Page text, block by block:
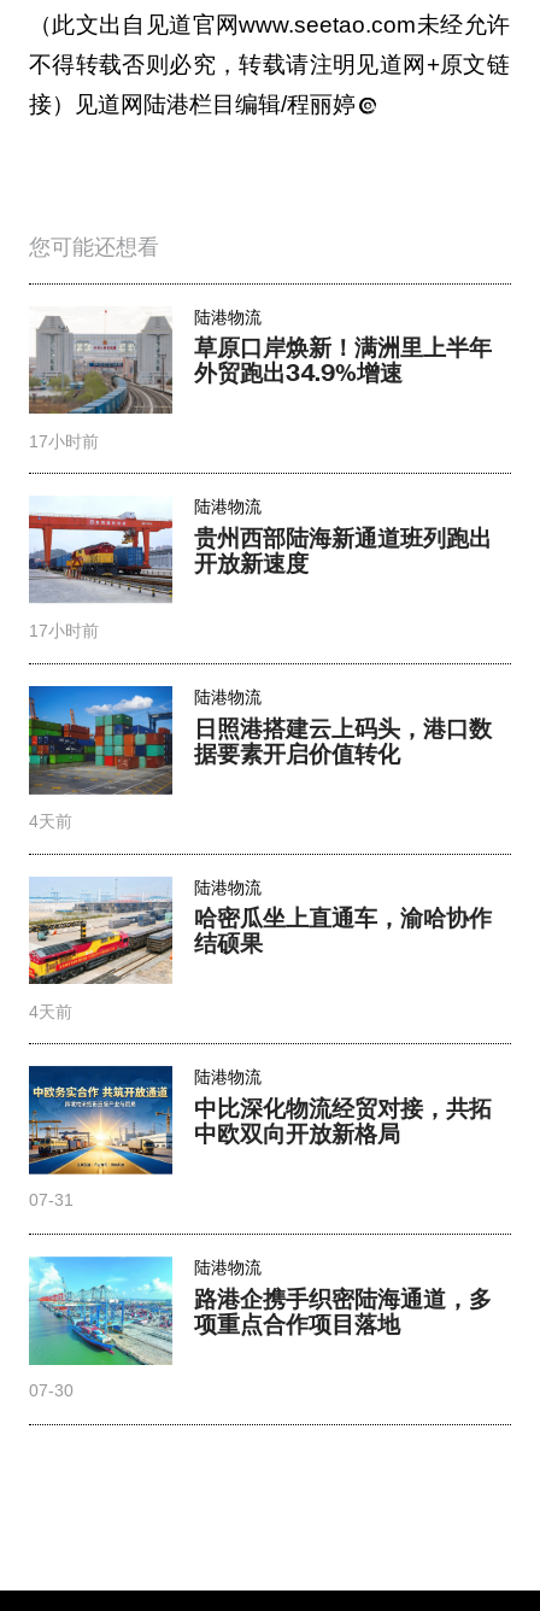
（此文出自见道官网www.seetao.com未经允许
不得转载否则必究，转载请注明见道网+原文链
接）见道网陆港栏目编辑/程丽婷
您可能还想看
陆港物流
草原口岸焕新！满洲里上半年
外贸跑出34.9%增速
17小时前
陆港物流
贵州西部陆海新通道班列跑出
开放新速度
17小时前
陆港物流
日照港搭建云上码头，港口数
据要素开启价值转化
4天前
陆港物流
哈密瓜坐上直通车，渝哈协作
结硕果
4天前
陆港物流
中比深化物流经贸对接，共拓
中欧双向开放新格局
07-31
陆港物流
路港企携手织密陆海通道，多
项重点合作项目落地
07-30